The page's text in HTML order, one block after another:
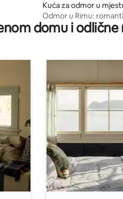
Kuća za odmor u
Gregorio da Sassola
Odmor u Rimu:
kreveta u zidovima
domu i odlične